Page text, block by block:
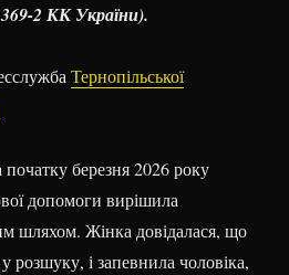
2 КК України).
Тернопільської
березня 2026 року
допомоги вирішила
шляхом. Жінка довідалася, що
розшуку, і запевнила чоловіка,